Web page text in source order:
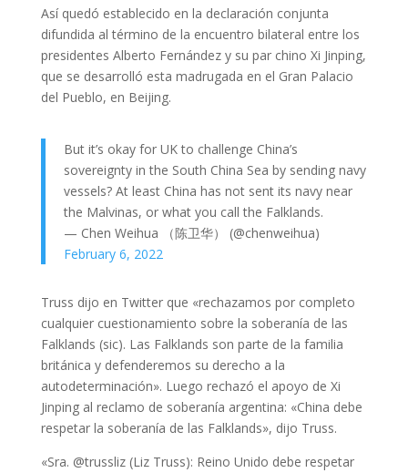
Así quedó establecido en la declaración conjunta
difundida al término de la encuentro bilateral entre los
presidentes Alberto Fernández y su par chino Xi Jinping,
que se desarrolló esta madrugada en el Gran Palacio
del Pueblo, en Beijing.
But it’s okay for UK to challenge China’s
sovereignty in the South China Sea by sending navy
vessels? At least China has not sent its navy near
the Malvinas, or what you call the Falklands.
— Chen Weihua （陈卫华） (@chenweihua)
February 6, 2022
Truss dijo en Twitter que «rechazamos por completo
cualquier cuestionamiento sobre la soberanía de las
Falklands (sic). Las Falklands son parte de la familia
británica y defenderemos su derecho a la
autodeterminación». Luego rechazó el apoyo de Xi
Jinping al reclamo de soberanía argentina: «China debe
respetar la soberanía de las Falklands», dijo Truss.
«Sra. @trussliz (Liz Truss): Reino Unido debe respetar